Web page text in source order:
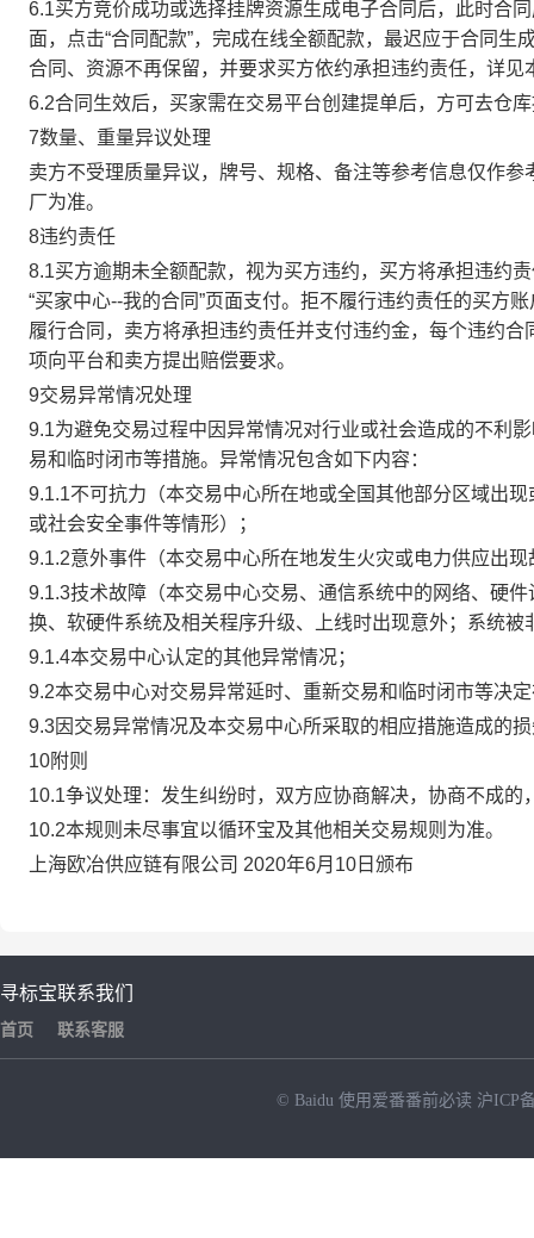
6.1买方竞价成功或选择挂牌资源生成电子合同后，此时合
面，点击“合同配款”，完成在线全额配款，最迟应于合同
合同、资源不再保留，并要求买方依约承担违约责任，详见
6.2合同生效后，买家需在交易平台创建提单后，方可去仓
7数量、重量异议处理
卖方不受理质量异议，牌号、规格、备注等参考信息仅作
厂为准。
8违约责任
8.1买方逾期未全额配款，视为买方违约，买方将承担违约
“买家中心--我的合同”页面支付。拒不履行违约责任的买方
履行合同，卖方将承担违约责任并支付违约金，每个违约
项向平台和卖方提出赔偿要求。
9交易异常情况处理
9.1为避免交易过程中因异常情况对行业或社会造成的不利
易和临时闭市等措施。异常情况包含如下内容：
9.1.1不可抗力（本交易中心所在地或全国其他部分区域出
或社会安全事件等情形）；
9.1.2意外事件（本交易中心所在地发生火灾或电力供应出
9.1.3技术故障（本交易中心交易、通信系统中的网络、硬
换、软硬件系统及相关程序升级、上线时出现意外；系统
9.1.4本交易中心认定的其他异常情况；
9.2本交易中心对交易异常延时、重新交易和临时闭市等决
9.3因交易异常情况及本交易中心所采取的相应措施造成的
10附则
10.1争议处理：发生纠纷时，双方应协商解决，协商不成
10.2本规则未尽事宜以循环宝及其他相关交易规则为准。
上海欧冶供应链有限公司 2020年6月10日颁布
寻标宝
首页
联系我们
联系客服
© Baidu 使用爱番番前必读 沪ICP